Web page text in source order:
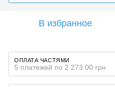
В избранное
ОПЛАТА ЧАСТЯМИ
5 платежей по 2 273.00 грн